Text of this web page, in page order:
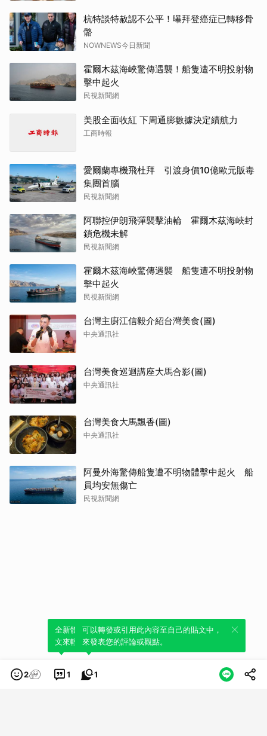
杭特談特赦認不公平！曝拜登癌症已轉移骨
骼
NOWNEWS今日新聞
霍爾木茲海峽驚傳遇襲！船隻遭不明投射物
擊中起火
民視新聞網
美股全面收紅 下周通膨數據決定續航力
工商時報
愛爾蘭專機飛杜拜 引渡身價10億歐元販毒
集團首腦
民視新聞網
阿聯控伊朗飛彈襲擊油輪 霍爾木茲海峽封
鎖危機未解
民視新聞網
霍爾木茲海峽驚傳遇襲 船隻遭不明投射物
擊中起火
民視新聞網
台灣主廚江信毅介紹台灣美食(圖)
中央通訊社
台灣美食巡迴講座大馬合影(圖)
中央通訊社
台灣美食大馬飄香(圖)
中央通訊社
阿曼外海驚傳船隻遭不明物體擊中起火 船
員均安無傷亡
民視新聞網
2 1
全新體驗！一鍵引用此內容，透過發布貼
文來輕鬆表達個人立場。
1
可以轉發或引用此內容至自己的貼文中，
來發表您的評論或觀點。